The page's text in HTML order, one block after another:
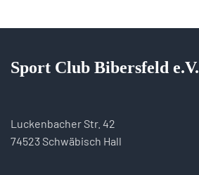
Sport Club Bibersfeld e.V.
Luckenbacher Str. 42
74523 Schwäbisch Hall